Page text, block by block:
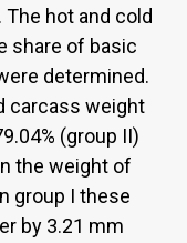
hot and cold
share of basic
determined.
carcass weight
(group II)
the weight of
group I these
by 3.21 mm